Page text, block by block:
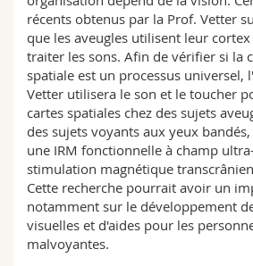
récents obtenus par la Prof. Vetter
que les aveugles utilisent leur
traiter les sons. Afin de vérifier si la
spatiale est un processus universel,
Vetter utilisera le son et le toucher
cartes spatiales chez des sujets
des sujets voyants aux yeux
une IRM fonctionnelle à champ
stimulation magnétique
Cette recherche pourrait avoir un
notamment sur le développement
visuelles et d'aides pour les
malvoyantes.